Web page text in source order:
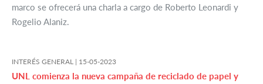
marco se ofrecerá una charla a cargo de Roberto Leonardi y
Rogelio Alaniz.
INTERÉS GENERAL | 15-05-2023
UNL comienza la nueva campaña de reciclado de papel y